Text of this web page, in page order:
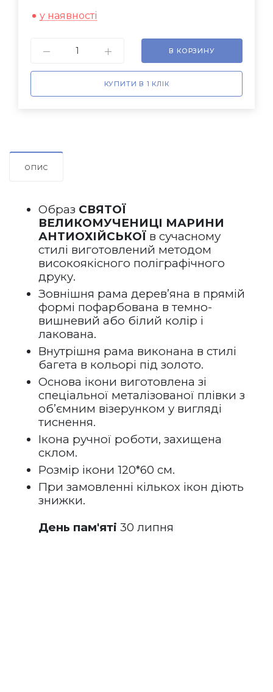
у наявності
В КОРЗИНУ
КУПИТИ В 1 КЛІК
ОПИС
Образ СВЯТОЇ
ВЕЛИКОМУЧЕНИЦІ МАРИНИ
АНТИОХІЙСЬКОЇ в сучасному
стилі виготовлений методом
високоякісного поліграфічного
друку.
Зовнішня рама дерев’яна в прямій
формі пофарбована в темно-
вишневий або білий колір і
лакована.
Внутрішня рама виконана в стилі
багета в кольорі під золото.
Основа ікони виготовлена зі
спеціальної металізованої плівки з
об’ємним візерунком у вигляді
тиснення.
Ікона ручної роботи, захищена
склом.
Розмір ікони 120*60 см.
При замовленні кількох ікон діють
знижки.
День пам'яті 30 липня